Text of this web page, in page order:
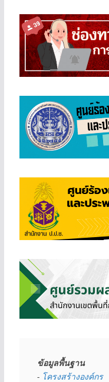
ข้อมูลพื้นฐาน
- โครงสร้างองค์กร